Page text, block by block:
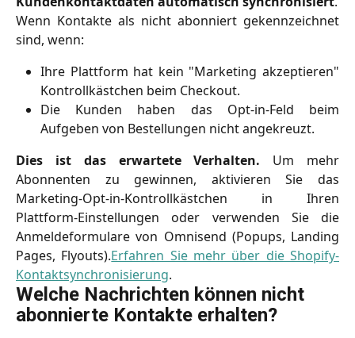
Wenn Kontakte als nicht abonniert gekennzeichnet
sind, wenn:
Ihre Plattform hat kein "Marketing akzeptieren"
Kontrollkästchen beim Checkout.
Die Kunden haben das Opt-in-Feld beim
Aufgeben von Bestellungen nicht angekreuzt.
Dies ist das erwartete Verhalten. Um mehr
Abonnenten zu gewinnen, aktivieren Sie das
Marketing-Opt-in-Kontrollkästchen in Ihren
Plattform-Einstellungen oder verwenden Sie die
Anmeldeformulare von Omnisend (Popups, Landing
Pages, Flyouts).Erfahren Sie mehr über die Shopify-
Kontaktsynchronisierung.
Welche Nachrichten können nicht
abonnierte Kontakte erhalten?